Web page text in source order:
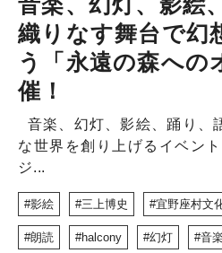
織りなす舞台で幻
う「永遠の森への
催！
音楽、幻灯、影絵、踊り、
な世界を創り上げるイベン
ジ...
影絵 三上博史 宜野座村文
朗読 halcony 幻灯 音楽